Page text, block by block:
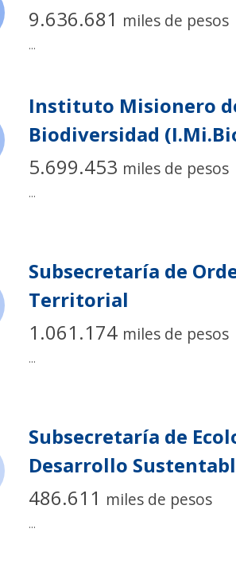
9.636.681 miles de pesos
...
Instituto Misionero
Biodiversidad
5.699.453 miles de pesos
...
Subsecretaría de
Territorial
1.061.174 miles de pesos
...
Subsecretaría de
Desarrollo
486.611 miles de pesos
...